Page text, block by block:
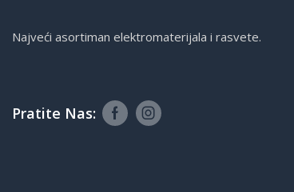
Najveći asortiman elektromaterijala i rasvete.
Pratite Nas: